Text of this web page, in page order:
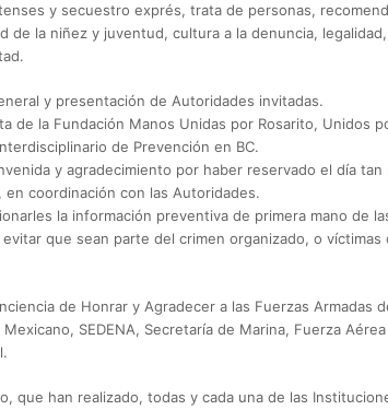
y secuestro exprés, trata de personas,
de la niñez y juventud, cultura a la denuncia,
y presentación de Autoridades invitadas.
de la Fundación Manos Unidas por Rosarito, Unidos
de Prevención en BC.
y agradecimiento por haber reservado el día tan
coordinación con las Autoridades.
la información preventiva de primera mano de
evitar que sean parte del crimen organizado, o víctimas
de Honrar y Agradecer a las Fuerzas Armadas
SEDENA, Secretaría de Marina, Fuerza Aérea
que han realizado, todas y cada una de las